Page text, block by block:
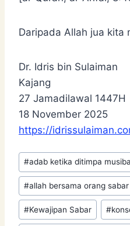
Daripada Allah jua kita
Dr. Idris bin Sulaiman
Kajang
27 Jamadilawal 1447H
18 November 2025
https://
Post
Tags:
#adab ketika ditimpa
#allah bersama orang sabar
#Kewajipan Sabar #